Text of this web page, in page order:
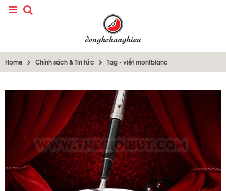
Home Chính sách & Tin tức Tag - viết montblanc